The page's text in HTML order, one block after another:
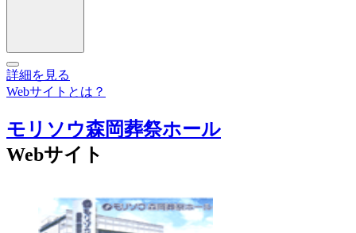
詳細を見る
Webサイトとは？
モリソウ森岡葬祭ホール
Webサイト